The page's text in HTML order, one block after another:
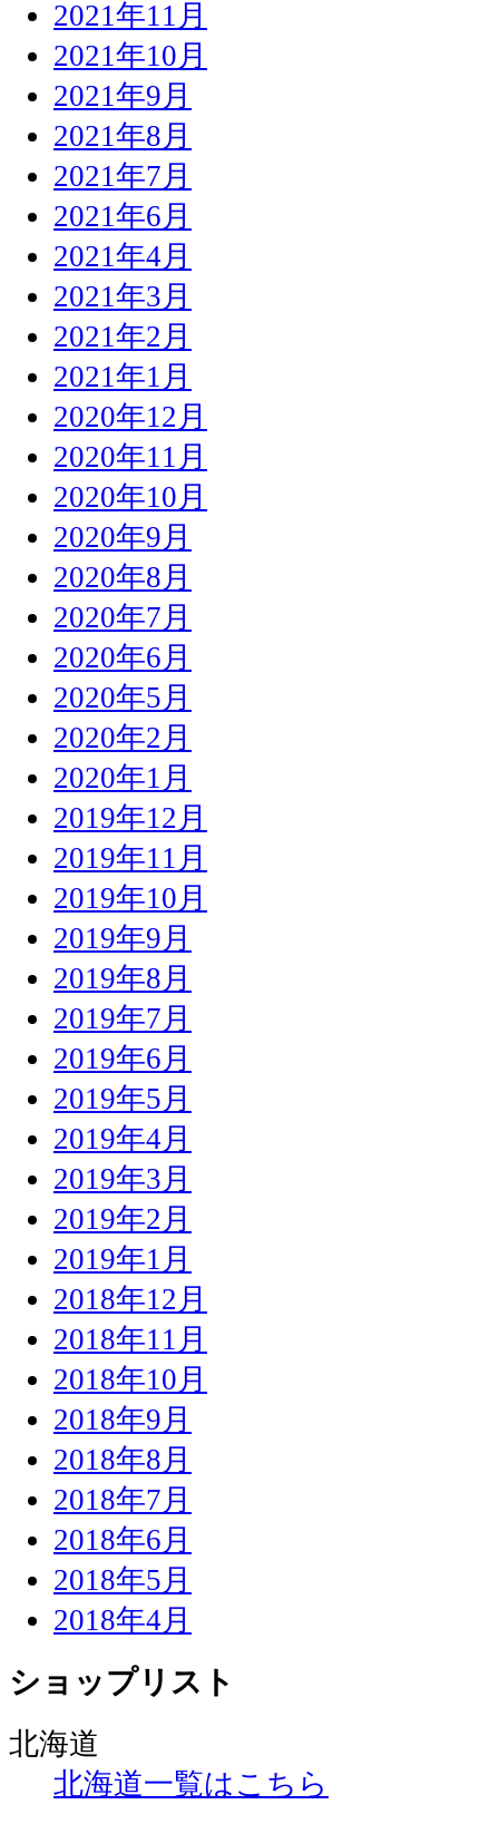
2021年11月
2021年10月
2021年9月
2021年8月
2021年7月
2021年6月
2021年4月
2021年3月
2021年2月
2021年1月
2020年12月
2020年11月
2020年10月
2020年9月
2020年8月
2020年7月
2020年6月
2020年5月
2020年2月
2020年1月
2019年12月
2019年11月
2019年10月
2019年9月
2019年8月
2019年7月
2019年6月
2019年5月
2019年4月
2019年3月
2019年2月
2019年1月
2018年12月
2018年11月
2018年10月
2018年9月
2018年8月
2018年7月
2018年6月
2018年5月
2018年4月
ショップリスト
北海道
北海道一覧はこちら